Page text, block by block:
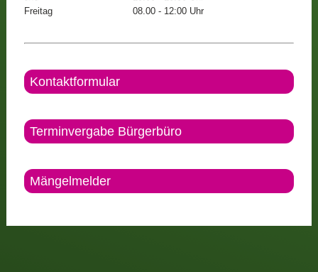
Freitag
08.00 - 12:00 Uhr
Kontaktformular
Terminvergabe Bürgerbüro
Mängelmelder